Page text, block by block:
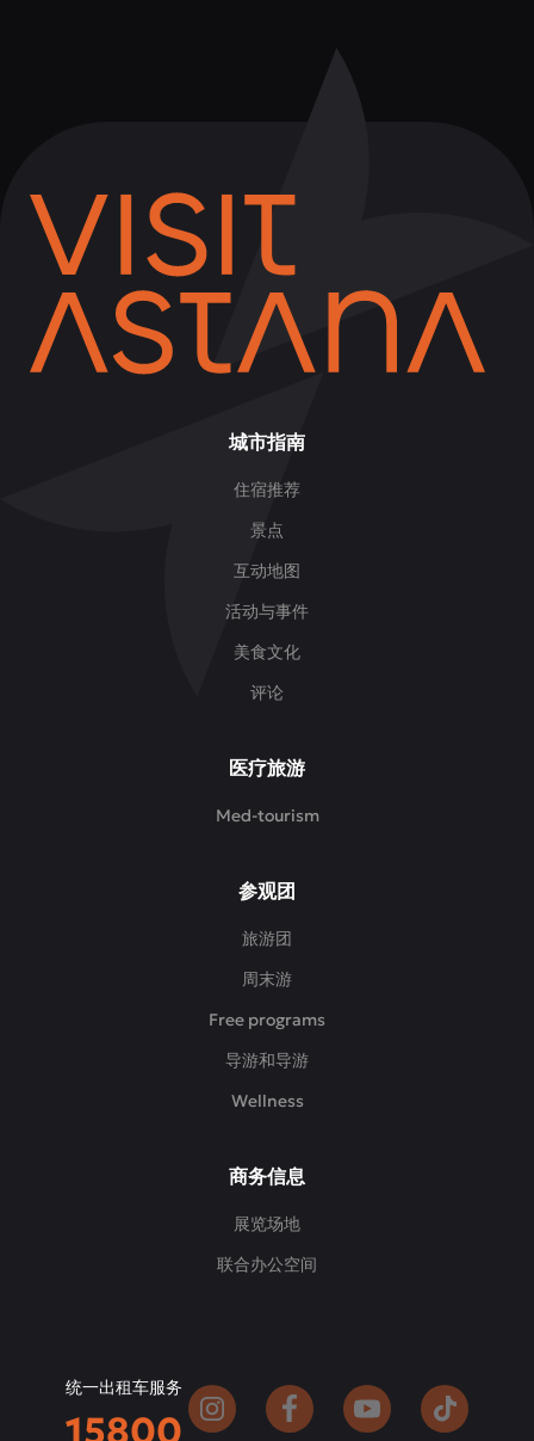
城市指南
住宿推荐
景点
互动地图
活动与事件
美食文化
评论
医疗旅游
Med-tourism
参观团
旅游团
周末游
Free programs
导游和导游
Wellness
商务信息
展览场地
联合办公空间
统一出租车服务
15800